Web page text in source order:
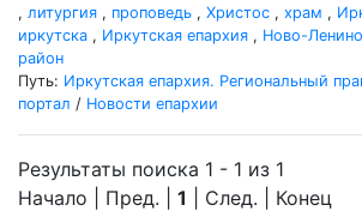
, литургия , проповедь , Христос , храм ,
иркутска , Иркутская епархия , Ново-Ленино
район
Путь: Иркутская епархия. Региональный
портал / Новости епархии
Результаты поиска 1 - 1 из 1
Начало | Пред. | 1 | След. | Конец